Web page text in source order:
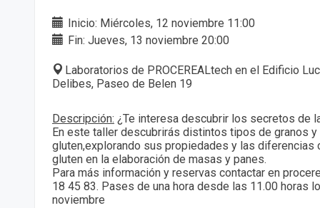
Inicio: Miércoles, 12 noviembre 11:00
Fin: Jueves, 13 noviembre 20:00
Laboratorios de PROCEREALtech en el Edificio
Delibes, Paseo de Belen 19
Descripción: ¿Te interesa descubrir los secretos de
En este taller descubrirás distintos tipos de granos y
gluten,explorando sus propiedades y las diferencias
gluten en la elaboración de masas y panes.
Para más información y reservas contactar en
18 45 83. Pases de una hora desde las 11.00 horas
noviembre